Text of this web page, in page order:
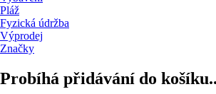
Pláž
Fyzická údržba
Výprodej
Značky
Probíhá přidávání do